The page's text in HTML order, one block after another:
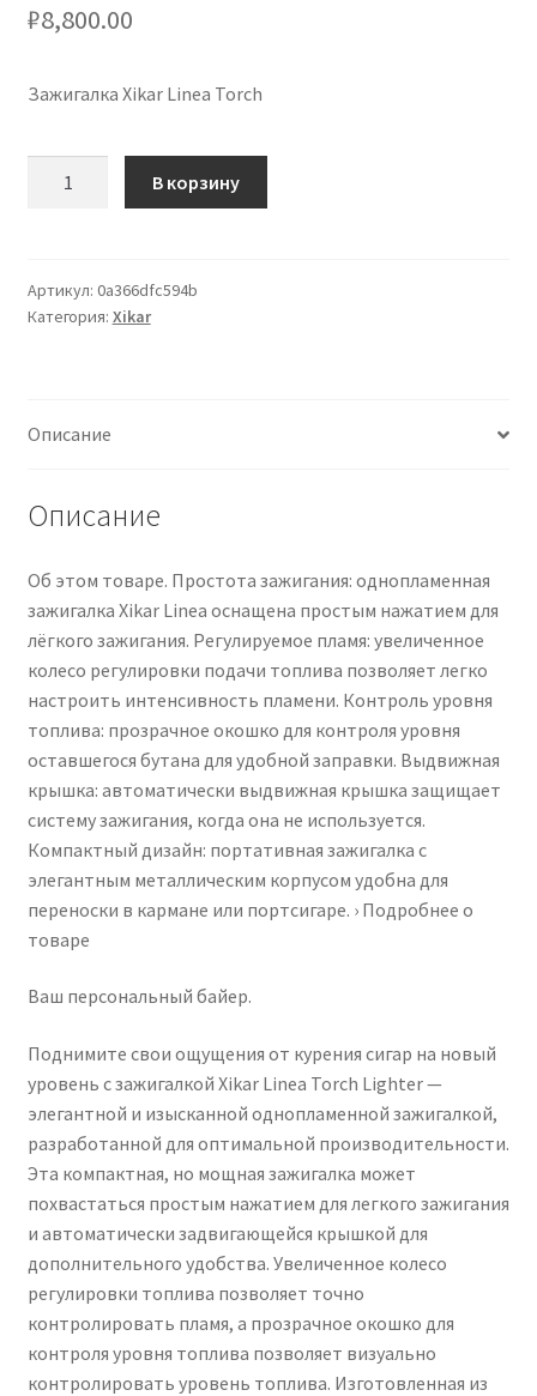
₽8,800.00
Зажигалка Xikar Linea Torch
Torch
Lighter
В корзину
Артикул: 0a366dfc594b
Категория: Xikar
Описание
Описание
Об этом товаре. Простота зажигания: однопламенная
зажигалка Xikar Linea оснащена простым нажатием для
лёгкого зажигания. Регулируемое пламя: увеличенное
колесо регулировки подачи топлива позволяет легко
настроить интенсивность пламени. Контроль уровня
топлива: прозрачное окошко для контроля уровня
оставшегося бутана для удобной заправки. Выдвижная
крышка: автоматически выдвижная крышка защищает
систему зажигания, когда она не используется.
Компактный дизайн: портативная зажигалка с
элегантным металлическим корпусом удобна для
переноски в кармане или портсигаре. › Подробнее о
товаре
Ваш персональный байер.
Поднимите свои ощущения от курения сигар на новый
уровень с зажигалкой Xikar Linea Torch Lighter —
элегантной и изысканной однопламенной зажигалкой,
разработанной для оптимальной производительности.
Эта компактная, но мощная зажигалка может
похвастаться простым нажатием для легкого зажигания
и автоматически задвигающейся крышкой для
дополнительного удобства. Увеличенное колесо
регулировки топлива позволяет точно
контролировать пламя, а прозрачное окошко для
контроля уровня топлива позволяет визуально
контролировать уровень топлива. Изготовленная из